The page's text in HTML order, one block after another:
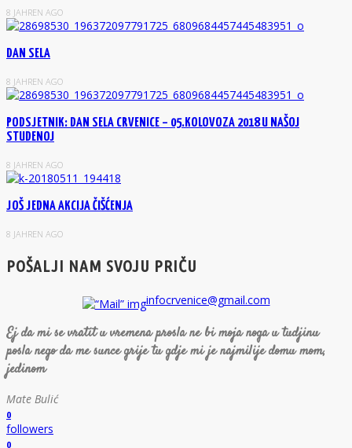
8 JAHREN AGO
DAN SELA
8 JAHREN AGO
PODSJETNIK: DAN SELA CRVENICE – 05.KOLOVOZA 2018 U NAŠOJ
STUDENOJ
8 JAHREN AGO
JOŠ JEDNA AKCIJA ČIŠĆENJA
8 JAHREN AGO
POŠALJI NAM SVOJU PRIČU
infocrvenice@gmail.com
Ej da mi se vratit u vremena prosla ne bi moja noga u tudjinu
posla nego da me sunce grije tu gdje mi je najmilije domu mom,
jedinom
Mate Bulić
0
followers
0